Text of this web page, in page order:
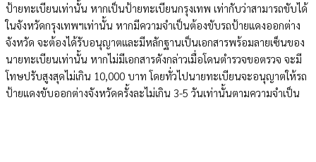
ป้ายทะเบียนเท่านั้น หากเป็นป้ายทะเบียนกรุงเทพ เท่ากับว่าสามารถขับได้
ในจังหวัดกรุงเทพฯเท่านั้น หากมีความจำเป็นต้องขับรถป้ายแดงออกต่าง
จังหวัด จะต้องได้รับอนุญาตและมีหลักฐานเป็นเอกสารพร้อมลายเซ็นของ
นายทะเบียนเท่านั้น หากไม่มีเอกสารดังกล่าวเมื่อโดนตำรวจขอตรวจ จะมี
โทษปรับสูงสุดไม่เกิน 10,000 บาท โดยทั่วไปนายทะเบียนจะอนุญาตให้รถ
ป้ายแดงขับออกต่างจังหวัดครั้งละไม่เกิน 3-5 วันเท่านั้นตามความจำเป็น